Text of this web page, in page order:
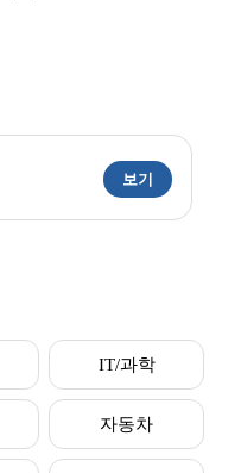
보기
IT/과학
자동차